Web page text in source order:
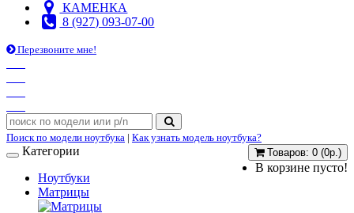
КАМЕНКА
8 (927) 093-07-00
Перезвоните мне!
Поиск по модели ноутбука | Как узнать модель ноутбука?
Товаров: 0 (0р.)
В корзине пусто!
Категории
Ноутбуки
Матрицы